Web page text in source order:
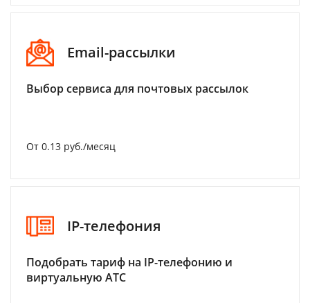
Email-рассылки
Выбор сервиса для почтовых рассылок
От 0.13 руб./месяц
IP-телефония
Подобрать тариф на IP-телефонию и
виртуальную АТС